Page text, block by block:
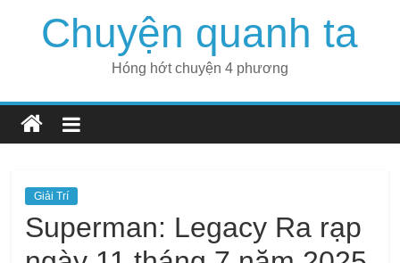
Chuyện quanh ta
Hóng hớt chuyện 4 phương
Giải Trí
Superman: Legacy Ra rạp